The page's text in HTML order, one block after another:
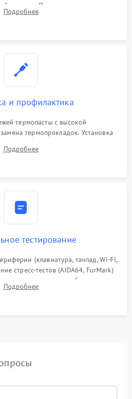
станции. Прошивка микросхемы
поврежденных портов USB
Подробнее
и профилактика
термопасты с высокой
термопрокладок. Установка
и накопителей. Предварительная
Подробнее
тестирование
(клавиатура, тачпад, Wi-Fi,
стресс-тестов (AIDA64, FurMark)
режима и стабильности
пиковой нагрузкой.
Подробнее